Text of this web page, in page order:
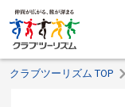
クラブツーリズム TOP